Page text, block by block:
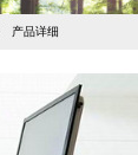
产品详细